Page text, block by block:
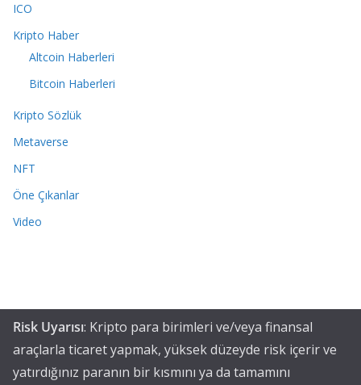
ICO
Kripto Haber
Altcoin Haberleri
Bitcoin Haberleri
Kripto Sözlük
Metaverse
NFT
Öne Çıkanlar
Video
Risk Uyarısı: Kripto para birimleri ve/veya finansal
araçlarla ticaret yapmak, yüksek düzeyde risk içerir ve
yatırdığınız paranın bir kısmını ya da tamamını